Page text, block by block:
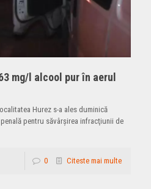
mg/l alcool pur în aerul
Hurez s-a ales duminică
pentru săvârşirea infracţiunii de
0 Citeste mai multe